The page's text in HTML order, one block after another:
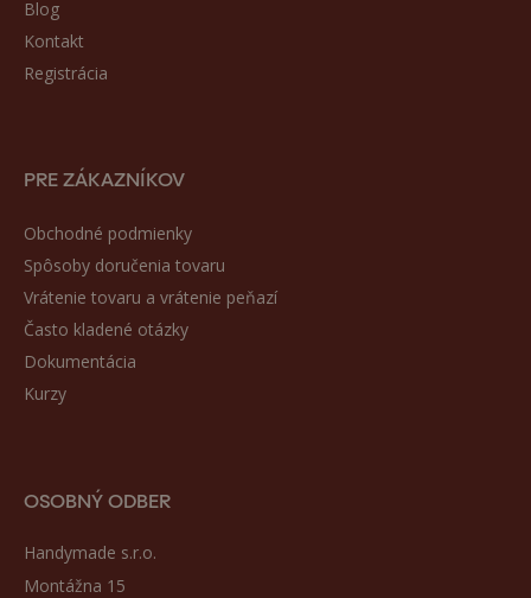
Blog
Kontakt
Registrácia
PRE ZÁKAZNÍKOV
Obchodné podmienky
Spôsoby doručenia tovaru
Vrátenie tovaru a vrátenie peňazí
Často kladené otázky
Dokumentácia
Kurzy
OSOBNÝ ODBER
Handymade s.r.o.
Montážna 15